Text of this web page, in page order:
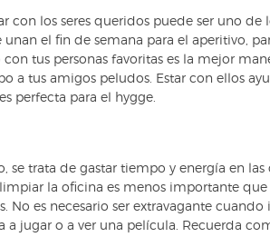
con los seres queridos puede ser uno de
unan el fin de semana para el aperitivo,
tus personas favoritas es la mejor
a tus amigos peludos. Estar con ellos
perfecta para el hygge.
se trata de gastar tiempo y energía en las
la oficina es menos importante que
No es necesario ser extravagante cuando
a jugar o a ver una película. Recuerda